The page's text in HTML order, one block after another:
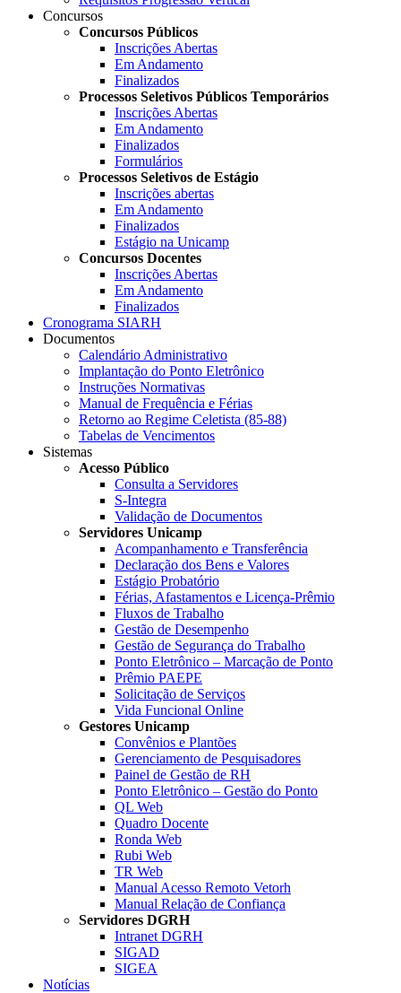
Concursos
Concursos Públicos
Inscrições Abertas
Em Andamento
Finalizados
Processos Seletivos Públicos Temporários
Inscrições Abertas
Em Andamento
Finalizados
Formulários
Processos Seletivos de Estágio
Inscrições abertas
Em Andamento
Finalizados
Estágio na Unicamp
Concursos Docentes
Inscrições Abertas
Em Andamento
Finalizados
Cronograma SIARH
Documentos
Calendário Administrativo
Implantação do Ponto Eletrônico
Instruções Normativas
Manual de Frequência e Férias
Retorno ao Regime Celetista (85-88)
Tabelas de Vencimentos
Sistemas
Acesso Público
Consulta a Servidores
S-Integra
Validação de Documentos
Servidores Unicamp
Acompanhamento e Transferência
Declaração dos Bens e Valores
Estágio Probatório
Férias, Afastamentos e Licença-Prêmio
Fluxos de Trabalho
Gestão de Desempenho
Gestão de Segurança do Trabalho
Ponto Eletrônico – Marcação de Ponto
Prêmio PAEPE
Solicitação de Serviços
Vida Funcional Online
Gestores Unicamp
Convênios e Plantões
Gerenciamento de Pesquisadores
Painel de Gestão de RH
Ponto Eletrônico – Gestão do Ponto
QL Web
Quadro Docente
Ronda Web
Rubi Web
TR Web
Manual Acesso Remoto Vetorh
Manual Relação de Confiança
Servidores DGRH
Intranet DGRH
SIGAD
SIGEA
Notícias